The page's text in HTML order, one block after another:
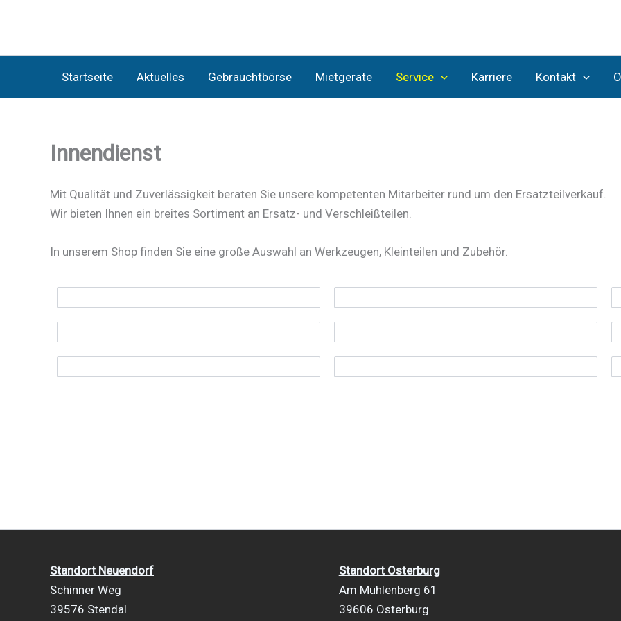
Startseite Aktuelles Gebrauchtbörse Mietgeräte Service Karriere Kontakt
Innendienst
Mit Qualität und Zuverlässigkeit beraten Sie unsere kompetenten Mitarbeiter rund um den Ersatzteilverkauf.
Wir bieten Ihnen ein breites Sortiment an Ersatz- und Verschleißteilen.
In unserem Shop finden Sie eine große Auswahl an Werkzeugen, Kleinteilen und Zubehör.
Standort Neuendorf
Schinner Weg
39576 Stendal
Standort Osterburg
Am Mühlenberg 61
39606 Osterburg